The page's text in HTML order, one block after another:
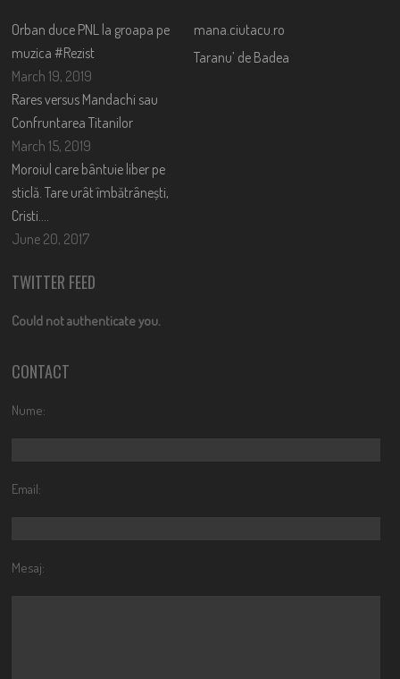
Orban duce PNL la groapa pe
muzica #Rezist
March 19, 2019
Rares versus Mandachi sau
Confruntarea Titanilor
March 15, 2019
Moroiul care bântuie liber pe
sticlă. Tare urât îmbătrânești,
Cristi….
June 20, 2017
mana.ciutacu.ro
Taranu’ de Badea
TWITTER FEED
Could not authenticate you.
CONTACT
Nume:
Email:
Mesaj: